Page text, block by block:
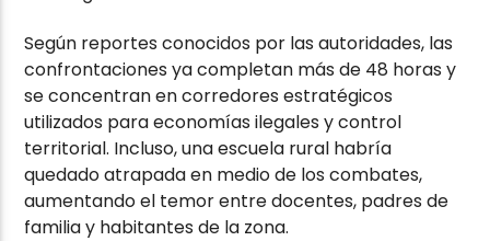
Según reportes conocidos por las autoridades, las
confrontaciones ya completan más de 48 horas y
se concentran en corredores estratégicos
utilizados para economías ilegales y control
territorial. Incluso, una escuela rural habría
quedado atrapada en medio de los combates,
aumentando el temor entre docentes, padres de
familia y habitantes de la zona.